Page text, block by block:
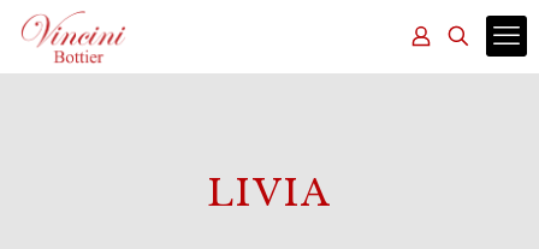
LIVIA